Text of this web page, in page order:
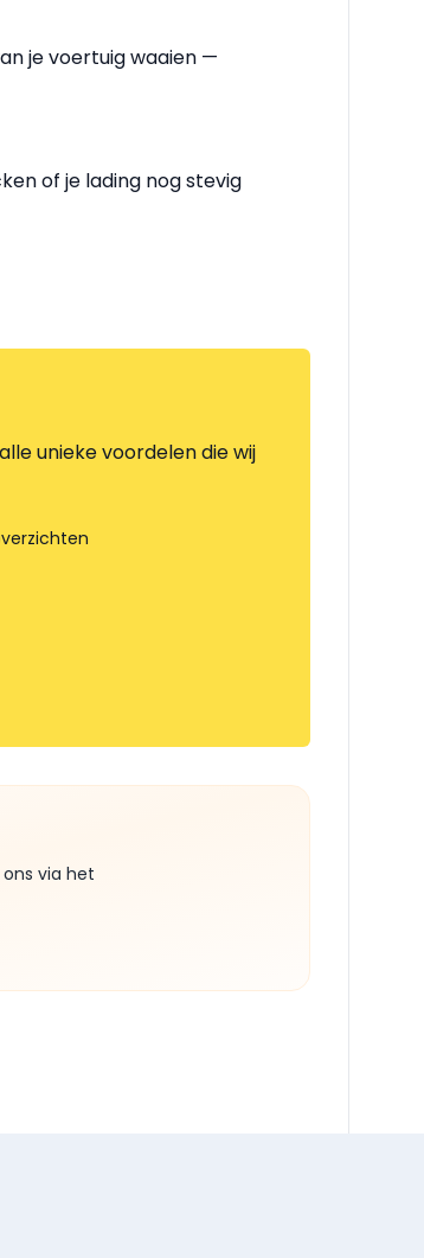
je voertuig waaien —
of je lading nog stevig
unieke voordelen die wij
via het